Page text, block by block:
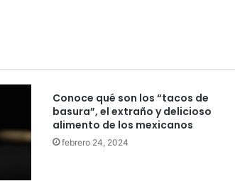
Conoce qué son los “tacos de
basura”, el extraño y delicioso
alimento de los mexicanos
febrero 24, 2024